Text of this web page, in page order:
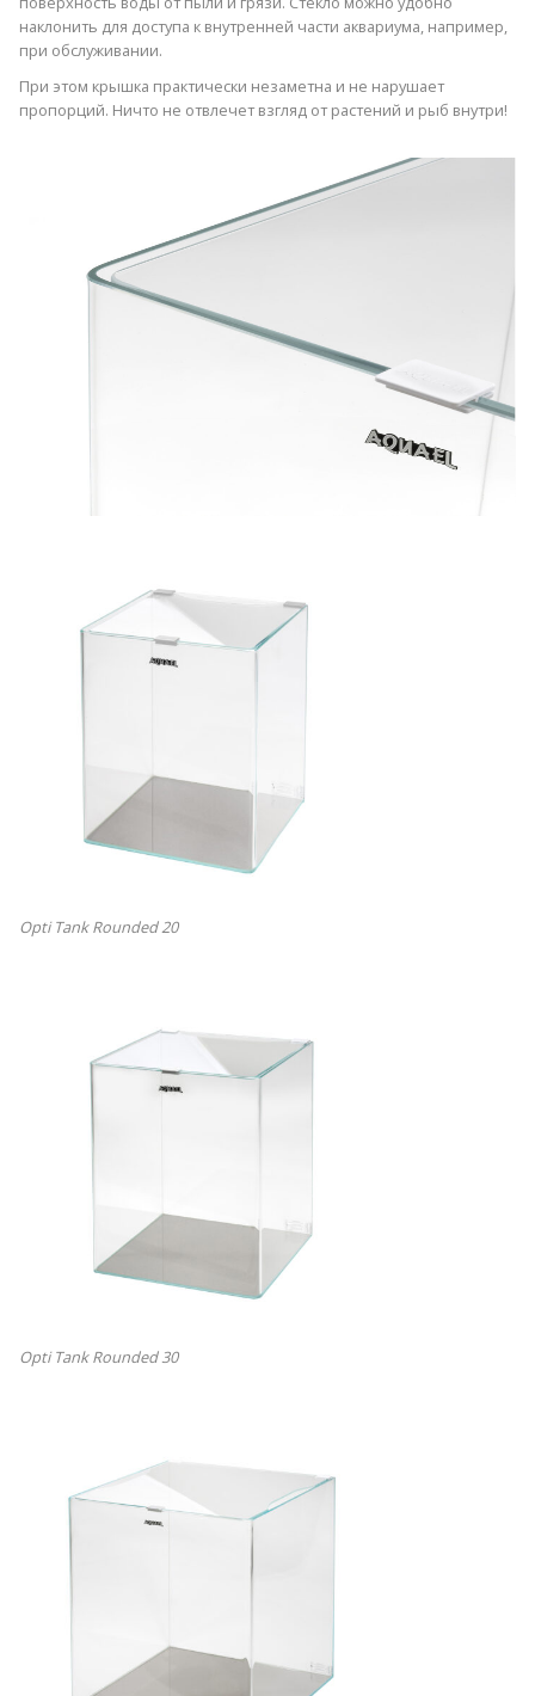
наклонить для доступа к внутренней части аквариума, например,
при обслуживании.
При этом крышка практически незаметна и не нарушает
пропорций. Ничто не отвлечет взгляд от растений и рыб внутри!
Opti Tank Rounded 20
Opti Tank Rounded 30